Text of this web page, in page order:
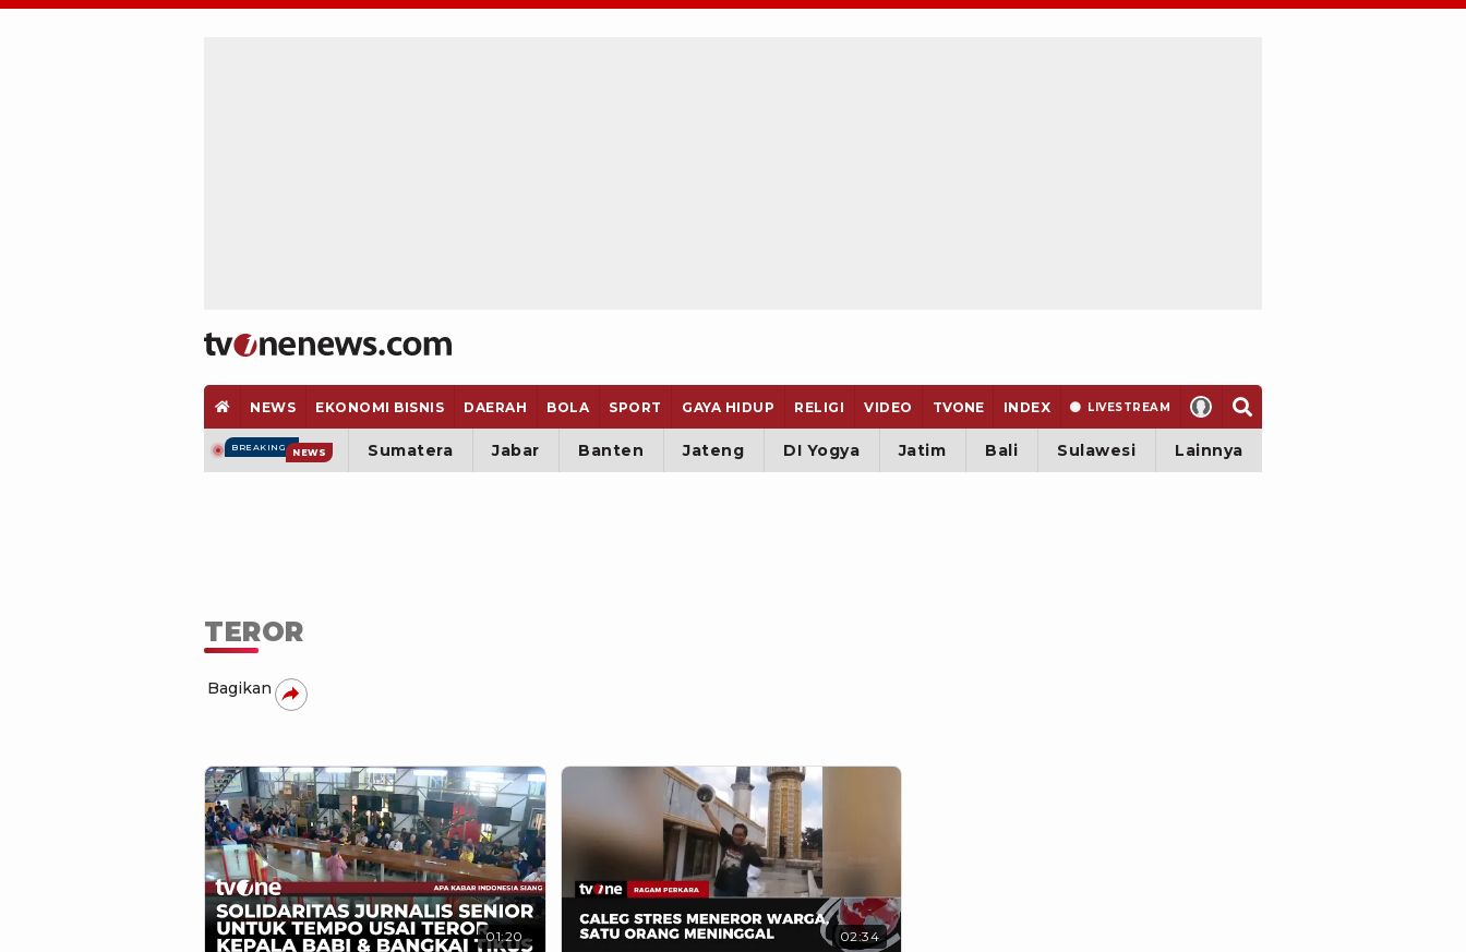
NEWS EKONOMI BISNIS DAERAH BOLA SPORT GAYA HIDUP RELIGI VIDEO TVONE INDEX LIVESTREAM
BREAKING NEWS Sumatera Jabar Banten Jateng DI Yogya Jatim Bali Sulawesi Lainnya
TEROR
Bagikan
01:20 02:34